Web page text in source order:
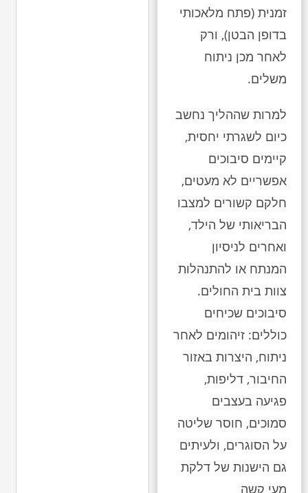
זמנית (פתח מלאכותי
בדופן הבטן), ורק
לאחר מכן ניתוח
משלים.
למרות שההליך נחשב
כיום לשגרתי יחסית,
קיימים סיבוכים
אפשריים לא מעטים,
חלקם קשורים למצבו
הבריאותי של הילד,
ואחרים לניסיון
המנתח או להתנהלות
צוות בית החולים.
סיבוכים שכיחים
כוללים: זיהומים לאחר
ניתוח, היצרות באזור
החיבור, דליפות,
פגיעה בעצבים
סמוכים, חוסר שליטה
על הסוגרים, ולעיתים
גם הישנות של דלקת
מעי קשה